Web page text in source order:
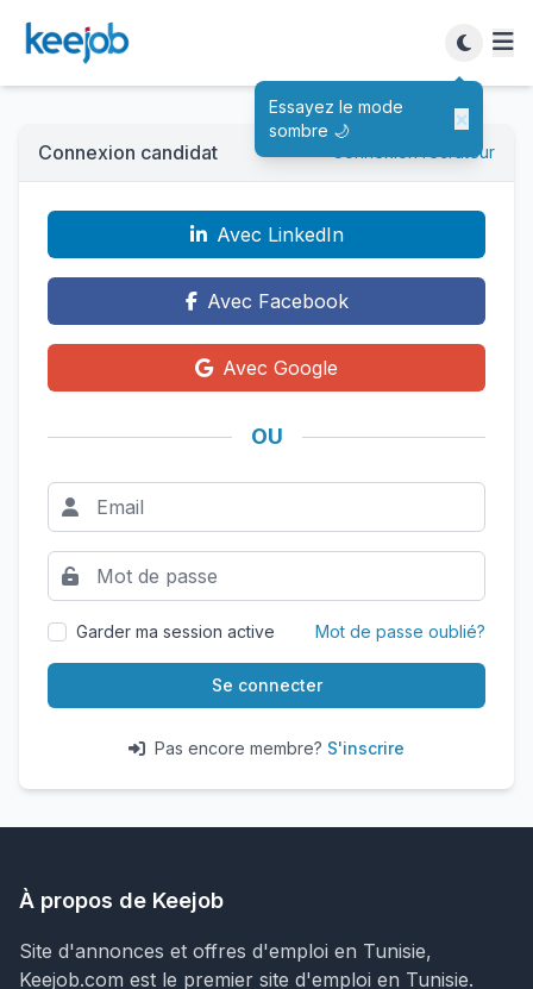
Essayez le mode
sombre 🌙
×
Connexion candidat Connexion recruteur
Avec LinkedIn
Avec Facebook
Avec Google
OU
Garder ma session active Mot de passe oublié?
Se connecter
Pas encore membre? S'inscrire
À propos de Keejob
Site d'annonces et offres d'emploi en Tunisie,
Keejob.com est le premier site d'emploi en Tunisie.